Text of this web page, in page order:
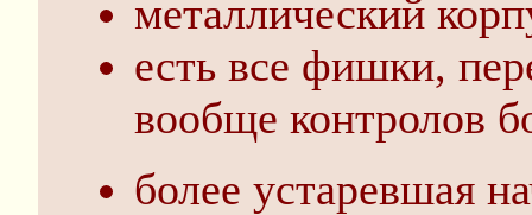
металлический
есть все фишки,
вообще контролов
более устаревшая